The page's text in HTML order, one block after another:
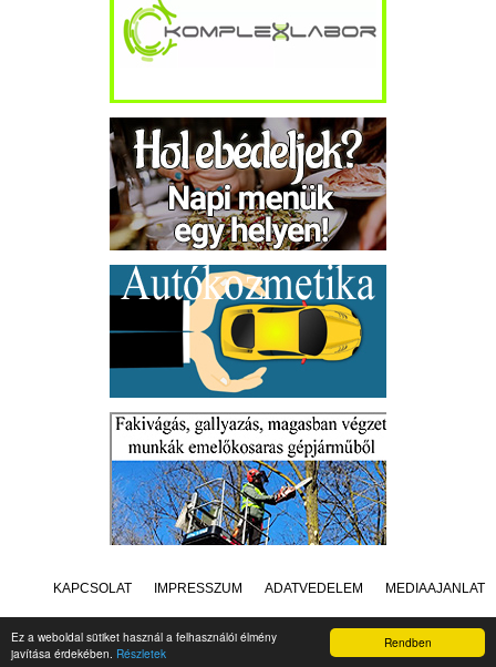
Rendben
Ez a weboldal sütiket használ a felhasználói élmény
javítása érdekében. Részletek
KAPCSOLAT IMPRESSZUM ADATVÉDELEM MÉDIAAJÁNLAT
Készítette:Raster Studio